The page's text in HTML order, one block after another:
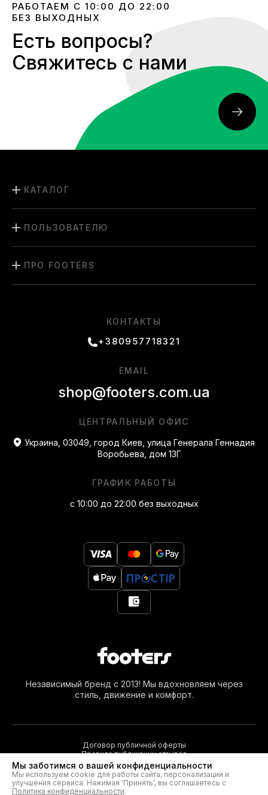
РАБОТАЕМ С 10:00 ДО 22:00
БЕЗ ВЫХОДНЫХ
Есть вопросы?
Свяжитесь с нами
Независимый бренд с 2013! Мы вдохновляем через
стиль, движение и комфорт.
КАТАЛОГ
ПОЛЬЗОВАТЕЛЮ
ПРО FOOTERS
КОНТАКТЫ
+380957718321
ЦЕНТРАЛЬНЫЙ ОФИС
Украина, 03049, город Киев, улица Генерала Геннадия
Воробьева, дом 13Г
ГРАФИК РАБОТЫ
с 10:00 до 22:00 без выходных
EMAIL
shop@footers.com.ua
© 2026. Footers®
Договор публичной оферты
Правила публикации отзывов
Мы заботимся о вашей конфиденциальности
Мы используем cookie для работы сайта, персонализации и
улучшения сервиса. Нажимая 'Принять', вы соглашаетесь с
Политика конфиденциальности.